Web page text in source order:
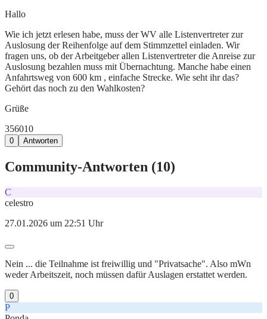
Hallo
Wie ich jetzt erlesen habe, muss der WV alle Listenvertreter zur
Auslosung der Reihenfolge auf dem Stimmzettel einladen. Wir
fragen uns, ob der Arbeitgeber allen Listenvertreter die Anreise zur
Auslosung bezahlen muss mit Übernachtung. Manche habe einen
Anfahrtsweg von 600 km , einfache Strecke. Wie seht ihr das?
Gehört das noch zu den Wahlkosten?
Grüße
356010
0 Antworten
Community-Antworten (10)
C
celestro
27.01.2026 um 22:51 Uhr
Nein ... die Teilnahme ist freiwillig und "Privatsache". Also mWn
weder Arbeitszeit, noch müssen dafür Auslagen erstattet werden.
0
P